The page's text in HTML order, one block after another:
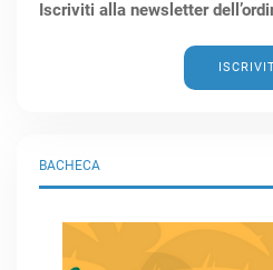
BACHECA
Iscriviti alla newsletter